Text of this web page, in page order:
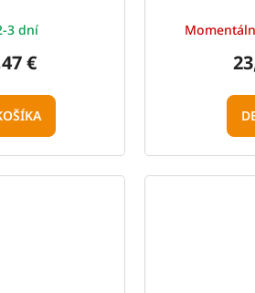
3 dní
€